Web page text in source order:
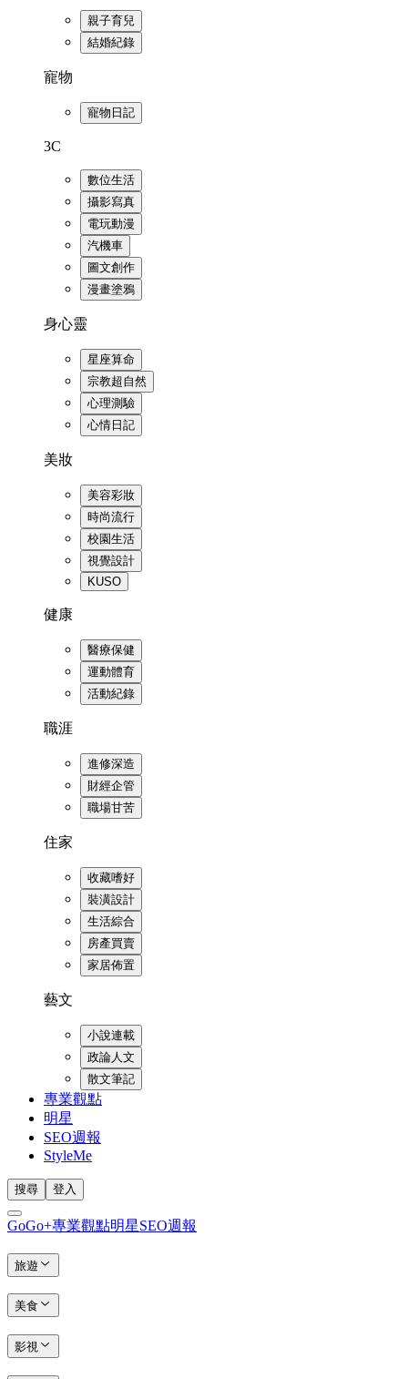
親子育兒
結婚紀錄
寵物
寵物日記
3C
數位生活
攝影寫真
電玩動漫
汽機車
圖文創作
漫畫塗鴉
身心靈
星座算命
宗教超自然
心理測驗
心情日記
美妝
美容彩妝
時尚流行
校園生活
視覺設計
KUSO
健康
醫療保健
運動體育
活動紀錄
職涯
進修深造
財經企管
職場甘苦
住家
收藏嗜好
裝潢設計
生活綜合
房產買賣
家居佈置
藝文
小說連載
政論人文
散文筆記
專業觀點
明星
SEO週報
StyleMe
搜尋 登入
GoGo+專業觀點明星SEO週報
旅遊
美食
影視